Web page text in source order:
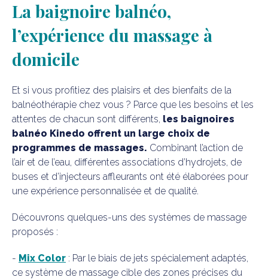
La baignoire balnéo,
l’expérience du massage à
domicile
Et si vous profitiez des plaisirs et des bienfaits de la
balnéothérapie chez vous ? Parce que les besoins et les
attentes de chacun sont différents, les baignoires
balnéo Kinedo offrent un large choix de
programmes de massages. Combinant l’action de
l’air et de l’eau, différentes associations d’hydrojets, de
buses et d’injecteurs affleurants ont été élaborées pour
une expérience personnalisée et de qualité.
Découvrons quelques-uns des systèmes de massage
proposés :
- Mix Color : Par le biais de jets spécialement adaptés,
ce système de massage cible des zones précises du